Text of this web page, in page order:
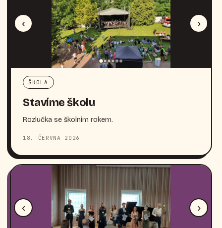
‹ ›
ŠKOLA
Stavíme školu
Rozlučka se školním rokem.
18. ČERVNA 2026
‹ ›